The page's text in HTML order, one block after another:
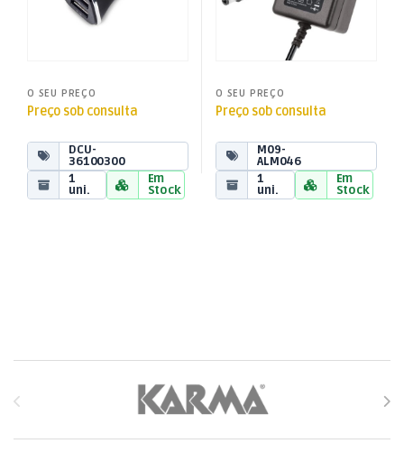
O SEU PREÇO
Preço sob consulta
DCU-
36100300
1
uni.
Em
Stock
O SEU PREÇO
Preço sob consulta
M09-
ALM046
1
uni.
Em
Stock
Brands Carousel